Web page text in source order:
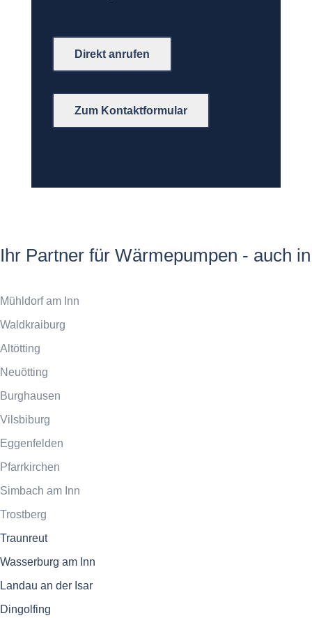
Direkt anrufen
Zum Kontaktformular
Ihr Partner für Wärmepumpen - auch
Mühldorf am Inn
Waldkraiburg
Altötting
Neuötting
Burghausen
Vilsbiburg
Eggenfelden
Pfarrkirchen
Simbach am Inn
Trostberg
Traunreut
Wasserburg am Inn
Landau an der Isar
Dingolfing